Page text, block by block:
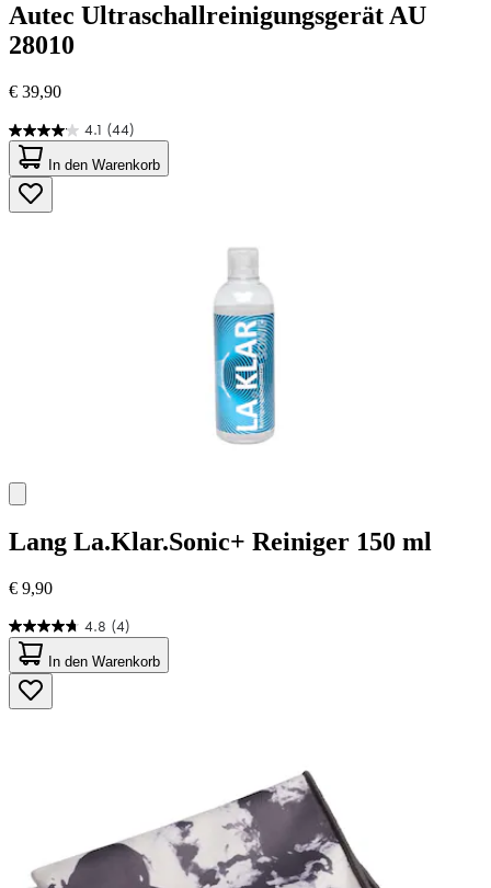
Autec Ultraschallreinigungsgerät AU
28010
€ 39,90
4.1 (44)
4.1
von
5
Sternen.
44
In den Warenkorb
Lang La.Klar.Sonic+ Reiniger 150 ml
€ 9,90
4.8 (4)
4.8
von
5
Sternen.
4
In den Warenkorb